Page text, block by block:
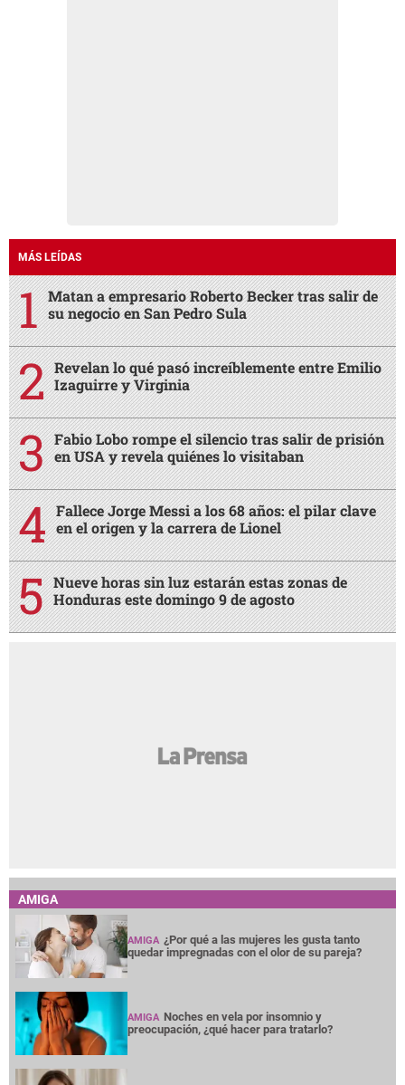
MÁS LEÍDAS
Matan a empresario Roberto Becker tras salir de
su negocio en San Pedro Sula
Revelan lo qué pasó increíblemente entre Emilio
Izaguirre y Virginia
Fabio Lobo rompe el silencio tras salir de prisión
en USA y revela quiénes lo visitaban
Fallece Jorge Messi a los 68 años: el pilar clave
en el origen y la carrera de Lionel
Nueve horas sin luz estarán estas zonas de
Honduras este domingo 9 de agosto
AMIGA
AMIGA ¿Por qué a las mujeres les gusta tanto
quedar impregnadas con el olor de su pareja?
AMIGA Noches en vela por insomnio y
preocupación, ¿qué hacer para tratarlo?